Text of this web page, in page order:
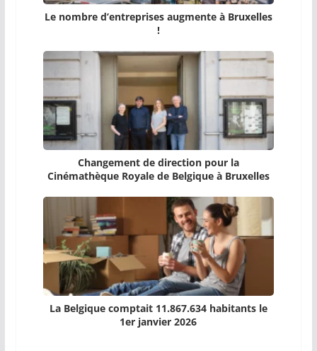
Le nombre d’entreprises augmente à Bruxelles
!
Changement de direction pour la
Cinémathèque Royale de Belgique à Bruxelles
La Belgique comptait 11.867.634 habitants le
1er janvier 2026